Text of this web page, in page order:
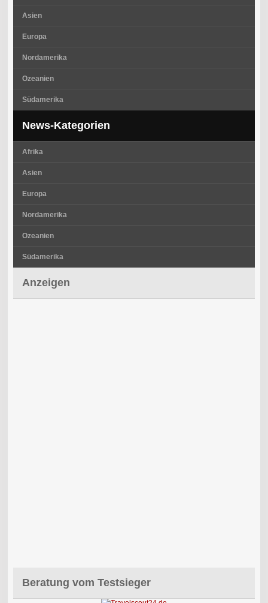
Asien
Europa
Nordamerika
Ozeanien
Südamerika
News-Kategorien
Afrika
Asien
Europa
Nordamerika
Ozeanien
Südamerika
Anzeigen
Beratung vom Testsieger